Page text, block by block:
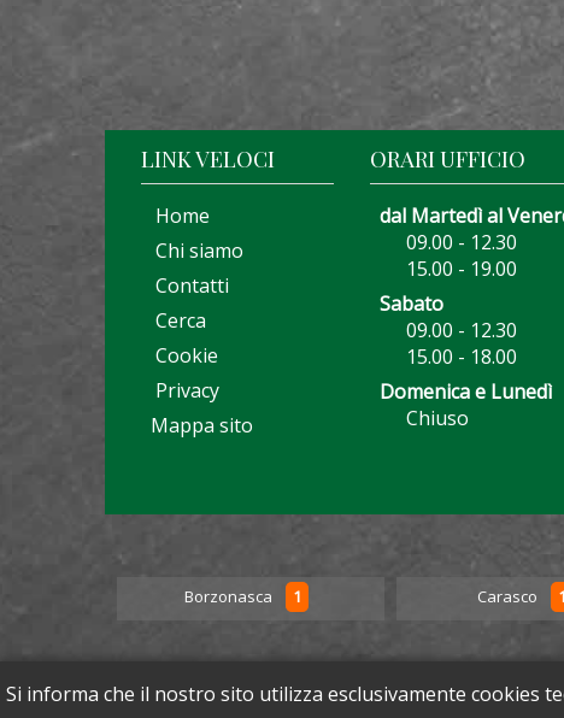
Si informa che il nostro sito utilizza esclusivamente cookies
LINK VELOCI
Home
Chi siamo
Contatti
Cerca
Cookie
Privacy
Mappa sito
ORARI UFFICIO
dal Martedì al
09.00 - 12.30
15.00 - 19.00
Sabato
09.00 - 12.30
15.00 - 18.00
Domenica e Lunedì
Chiuso
Borzonasca 1 Carasco 1